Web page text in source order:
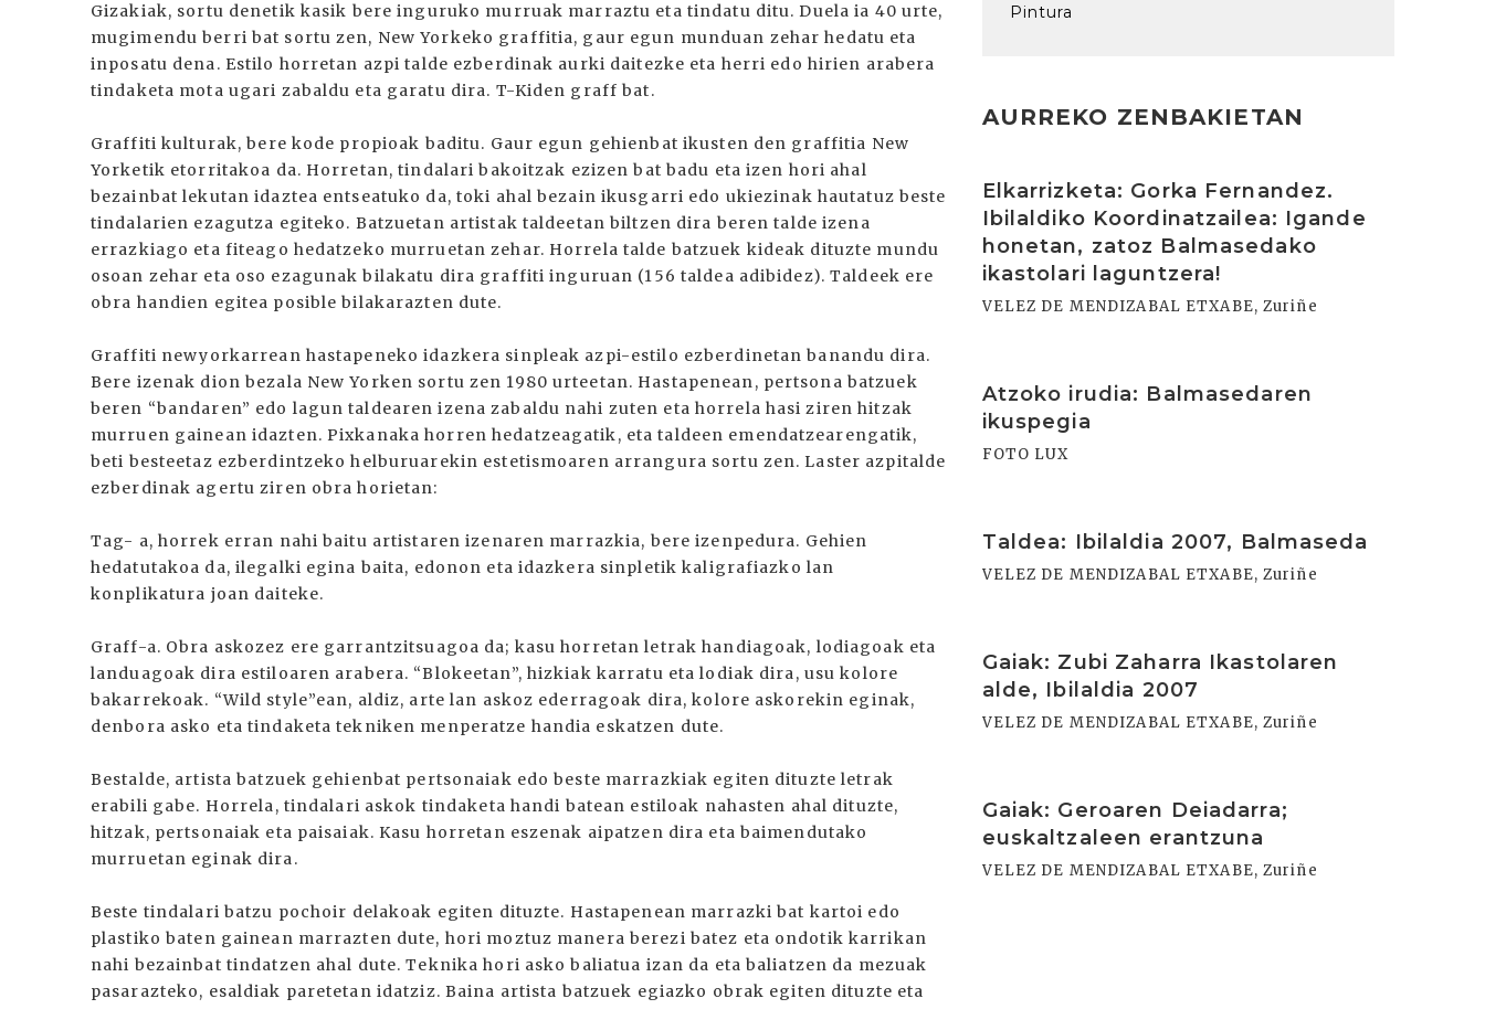
Gizakiak, sortu denetik kasik bere inguruko murruak marraztu eta tindatu ditu. Duela ia 40 urte,
mugimendu berri bat sortu zen, New Yorkeko graffitia, gaur egun munduan zehar hedatu eta
inposatu dena. Estilo horretan azpi talde ezberdinak aurki daitezke eta herri edo hirien arabera
tindaketa mota ugari zabaldu eta garatu dira. T-Kiden graff bat.
Graffiti kulturak, bere kode propioak baditu. Gaur egun gehienbat ikusten den graffitia New
Yorketik etorritakoa da. Horretan, tindalari bakoitzak ezizen bat badu eta izen hori ahal
bezainbat lekutan idaztea entseatuko da, toki ahal bezain ikusgarri edo ukiezinak hautatuz beste
tindalarien ezagutza egiteko. Batzuetan artistak taldeetan biltzen dira beren talde izena
errazkiago eta fiteago hedatzeko murruetan zehar. Horrela talde batzuek kideak dituzte mundu
osoan zehar eta oso ezagunak bilakatu dira graffiti inguruan (156 taldea adibidez). Taldeek ere
obra handien egitea posible bilakarazten dute.
Graffiti newyorkarrean hastapeneko idazkera sinpleak azpi-estilo ezberdinetan banandu dira.
Bere izenak dion bezala New Yorken sortu zen 1980 urteetan. Hastapenean, pertsona batzuek
beren “bandaren” edo lagun taldearen izena zabaldu nahi zuten eta horrela hasi ziren hitzak
murruen gainean idazten. Pixkanaka horren hedatzeagatik, eta taldeen emendatzearengatik,
beti besteetaz ezberdintzeko helburuarekin estetismoaren arrangura sortu zen. Laster azpitalde
ezberdinak agertu ziren obra horietan:
Tag- a, horrek erran nahi baitu artistaren izenaren marrazkia, bere izenpedura. Gehien
hedatutakoa da, ilegalki egina baita, edonon eta idazkera sinpletik kaligrafiazko lan
konplikatura joan daiteke.
Graff-a. Obra askozez ere garrantzitsuagoa da; kasu horretan letrak handiagoak, lodiagoak eta
landuagoak dira estiloaren arabera. “Blokeetan”, hizkiak karratu eta lodiak dira, usu kolore
bakarrekoak. “Wild style”ean, aldiz, arte lan askoz ederragoak dira, kolore askorekin eginak,
denbora asko eta tindaketa tekniken menperatze handia eskatzen dute.
Bestalde, artista batzuek gehienbat pertsonaiak edo beste marrazkiak egiten dituzte letrak
erabili gabe. Horrela, tindalari askok tindaketa handi batean estiloak nahasten ahal dituzte,
hitzak, pertsonaiak eta paisaiak. Kasu horretan eszenak aipatzen dira eta baimendutako
murruetan eginak dira.
Beste tindalari batzu pochoir delakoak egiten dituzte. Hastapenean marrazki bat kartoi edo
plastiko baten gainean marrazten dute, hori moztuz manera berezi batez eta ondotik karrikan
nahi bezainbat tindatzen ahal dute. Teknika hori asko baliatua izan da eta baliatzen da mezuak
pasarazteko, esaldiak paretetan idatziz. Baina artista batzuek egiazko obrak egiten dituzte eta
Pintura
AURREKO ZENBAKIETAN
Elkarrizketa: Gorka Fernandez.
Ibilaldiko Koordinatzailea: Igande
honetan, zatoz Balmasedako
ikastolari laguntzera!
VELEZ DE MENDIZABAL ETXABE, Zuriñe
Atzoko irudia: Balmasedaren
ikuspegia
FOTO LUX
Taldea: Ibilaldia 2007, Balmaseda
VELEZ DE MENDIZABAL ETXABE, Zuriñe
Gaiak: Zubi Zaharra Ikastolaren
alde, Ibilaldia 2007
VELEZ DE MENDIZABAL ETXABE, Zuriñe
Gaiak: Geroaren Deiadarra;
euskaltzaleen erantzuna
VELEZ DE MENDIZABAL ETXABE, Zuriñe